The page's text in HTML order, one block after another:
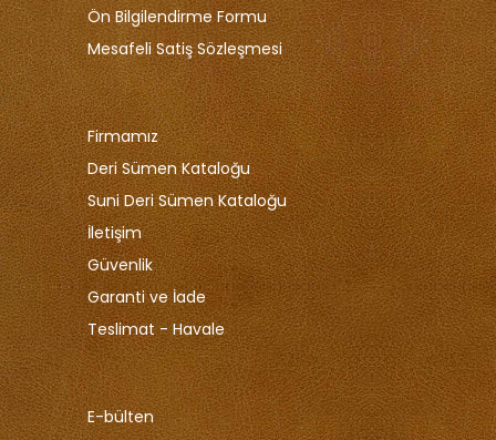
Ön Bilgilendirme Formu
Mesafeli Satiş Sözleşmesi
Firmamız
Deri Sümen Kataloğu
Suni Deri Sümen Kataloğu
İletişim
Güvenlik
Garanti ve İade
Teslimat - Havale
E-bülten